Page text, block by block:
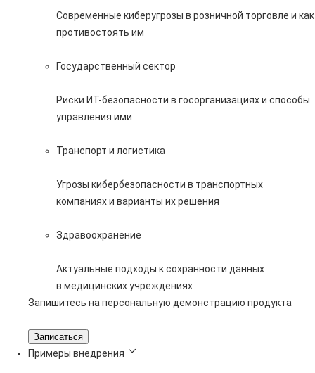
Современные киберугрозы в розничной торговле и как
противостоять им
Государственный сектор
Риски ИТ-безопасности в госорганизациях и способы
управления ими
Транспорт и логистика
Угрозы кибербезопасности в транспортных
компаниях и варианты их решения
Здравоохранение
Актуальные подходы к сохранности данных
в медицинских учреждениях
Запишитесь на персональную демонстрацию продукта
Записаться
Примеры внедрения